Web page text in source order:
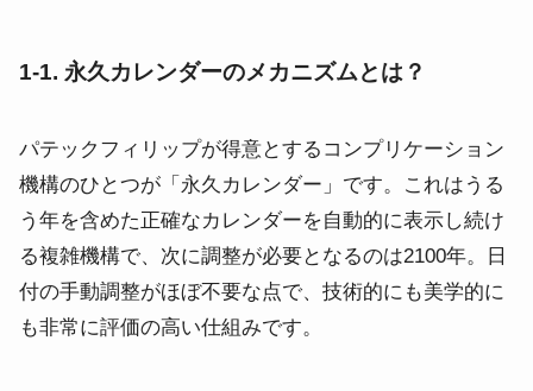
1-1. 永久カレンダーのメカニズムとは？
パテックフィリップが得意とするコンプリケーション
機構のひとつが「永久カレンダー」です。これはうる
う年を含めた正確なカレンダーを自動的に表示し続け
る複雑機構で、次に調整が必要となるのは2100年。日
付の手動調整がほぼ不要な点で、技術的にも美学的に
も非常に評価の高い仕組みです。